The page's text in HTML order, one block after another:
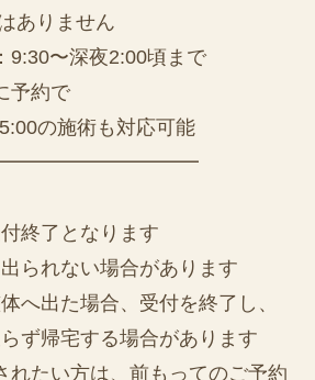
ありません
9:30〜深夜2:00頃まで
予約で
の施術も対応可能
終了となります
られない場合があります
へ出た場合、受付を終了し、
ず帰宅する場合があります
れたい方は、前もってのご予約